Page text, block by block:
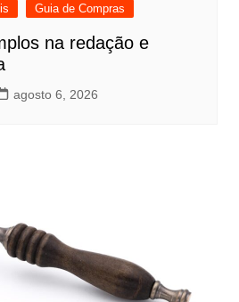
Guia de Compras
na redação e
agosto 6, 2026